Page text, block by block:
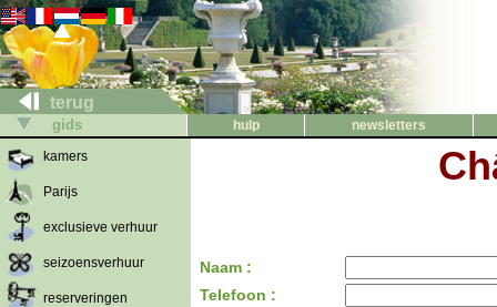
terug
gids hulp
newsletters
kamers
Parijs
exclusieve verhuur
seizoensverhuur
reserveringen
Naam :
Telefoon :